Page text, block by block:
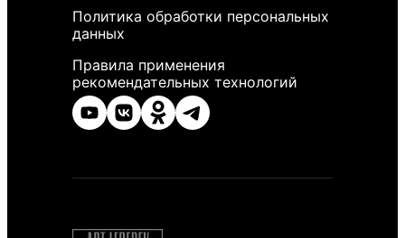
Политика обработки персональных
данных
Правила применения
рекомендательных технологий